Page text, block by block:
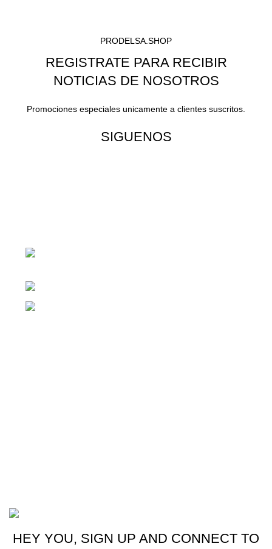
PRODELSA.SHOP
REGISTRATE PARA RECIBIR
NOTICIAS DE NOSOTROS
Promociones especiales unicamente a clientes suscritos.
SIGUENOS
HEY YOU, SIGN UP AND CONNECT TO